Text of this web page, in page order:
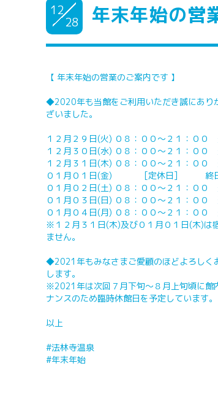
12
28 年末年始の営
【 年末年始の営業のご案内です 】
◆2020年も当館をご利用いただき誠にあり
ざいました。
１２月２９日(火) ０８：００～２１：００
１２月３０日(水) ０８：００～２１：００
１２月３１日(木) ０８：００～２１：００
０１月０１日(金) [定休日] 終日
０１月０２日(土) ０８：００～２１：００
０１月０３日(日) ０８：００～２１：００
０１月０４日(月) ０８：００～２１：００
※１２月３１日(木)及び０１月０１日(木)は
ません。
◆2021年もみなさまご愛顧のほどよろしく
します。
※2021年は次回７月下旬～８月上旬頃に館
ナンスのため臨時休館日を予定しています。
以上
#法林寺温泉
#年末年始